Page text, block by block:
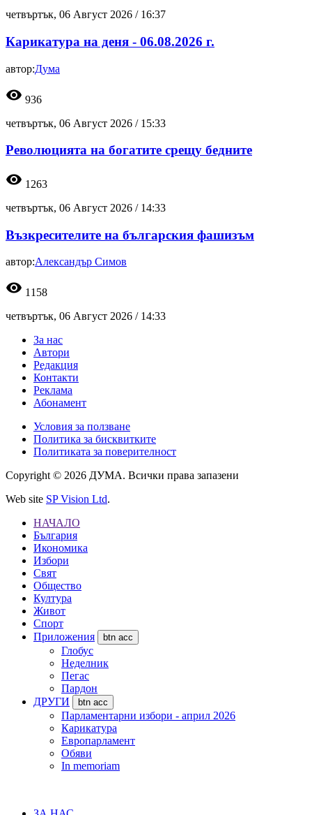
четвъртък, 06 Август 2026 / 16:37
Карикатура на деня - 06.08.2026 г.
автор:Дума
visibility 936
четвъртък, 06 Август 2026 / 15:33
Революцията на богатите срещу бедните
visibility 1263
четвъртък, 06 Август 2026 / 14:33
Възкресителите на българския фашизъм
автор:Александър Симов
visibility 1158
четвъртък, 06 Август 2026 / 14:33
За нас
Автори
Редакция
Контакти
Реклама
Абонамент
Условия за ползване
Политика за бисквитките
Политиката за поверителност
Copyright © 2026 ДУМА. Всички права запазени
Web site SP Vision Ltd.
НАЧАЛО
България
Икономика
Избори
Свят
Общество
Култура
Живот
Спорт
Приложения
btn acc
Глобус
Неделник
Пегас
Пардон
ДРУГИ
btn acc
Парламентарни избори - април 2026
Карикатура
Европарламент
Обяви
In memoriam